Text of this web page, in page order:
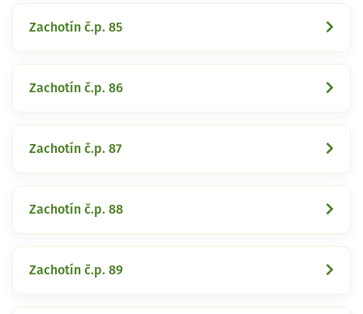
Zachotín č.p. 85
Zachotín č.p. 86
Zachotín č.p. 87
Zachotín č.p. 88
Zachotín č.p. 89